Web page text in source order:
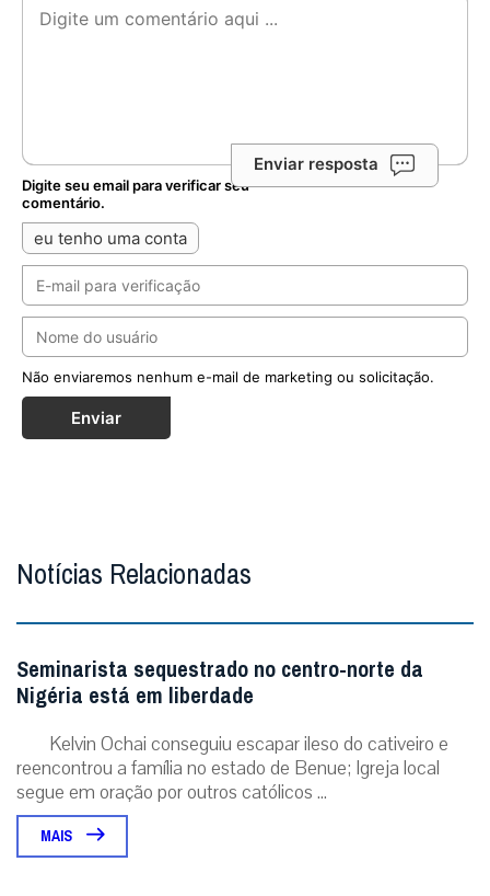
Enviar resposta
Digite seu email para verificar seu
comentário.
eu tenho uma conta
Não enviaremos nenhum e-mail de marketing ou solicitação.
Enviar
Notícias Relacionadas
Seminarista sequestrado no centro-norte da
Nigéria está em liberdade
Kelvin Ochai conseguiu escapar ileso do cativeiro e
reencontrou a família no estado de Benue; Igreja local
segue em oração por outros católicos ...
MAIS